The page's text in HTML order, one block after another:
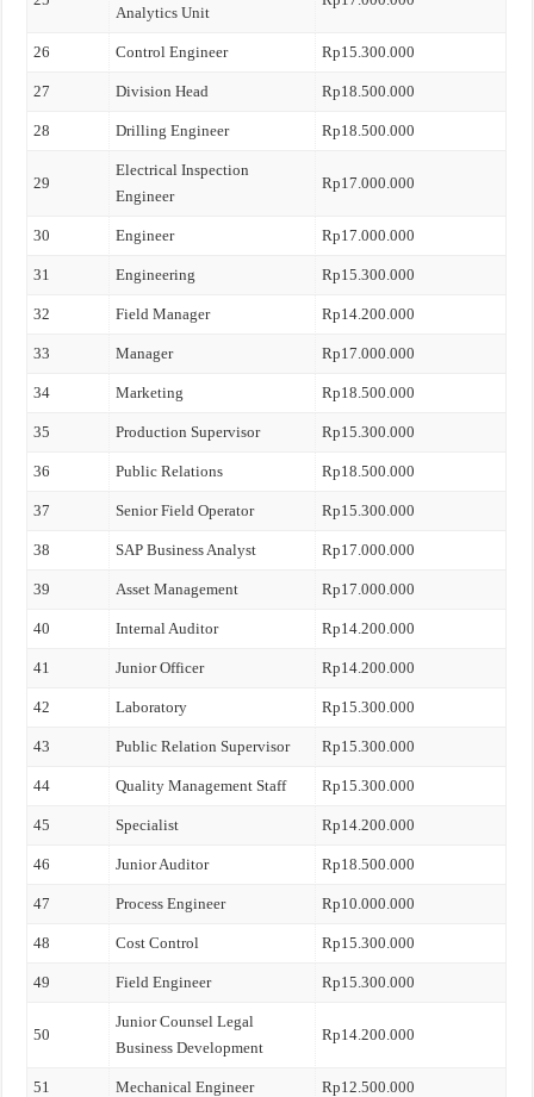
Analytics Unit
26 Control Engineer Rp15.300.000
27 Division Head Rp18.500.000
28 Drilling Engineer Rp18.500.000
29
Electrical Inspection
Engineer
Rp17.000.000
30 Engineer Rp17.000.000
31 Engineering Rp15.300.000
32 Field Manager Rp14.200.000
33 Manager Rp17.000.000
34 Marketing Rp18.500.000
35 Production Supervisor Rp15.300.000
36 Public Relations Rp18.500.000
37 Senior Field Operator Rp15.300.000
38 SAP Business Analyst Rp17.000.000
39 Asset Management Rp17.000.000
40 Internal Auditor Rp14.200.000
41 Junior Officer Rp14.200.000
42 Laboratory Rp15.300.000
43 Public Relation Supervisor Rp15.300.000
44 Quality Management Staff Rp15.300.000
45 Specialist Rp14.200.000
46 Junior Auditor Rp18.500.000
47 Process Engineer Rp10.000.000
48 Cost Control Rp15.300.000
49 Field Engineer Rp15.300.000
50
Junior Counsel Legal
Business Development
Rp14.200.000
51 Mechanical Engineer Rp12.500.000